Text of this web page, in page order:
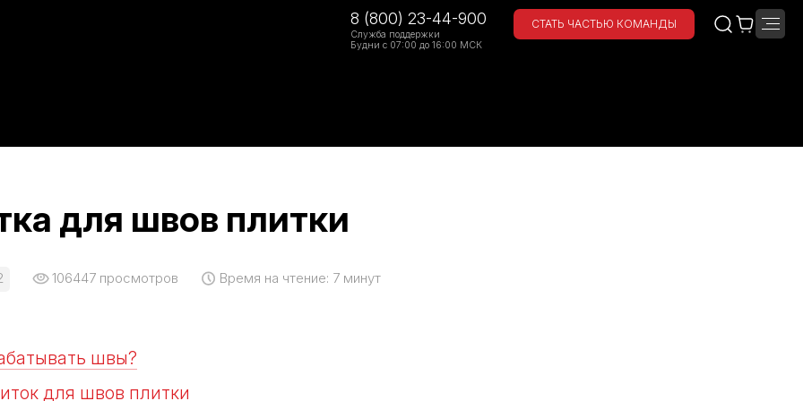
8 (800) 23-44-900
Служба поддержки
Будни с 07:00 до 16:00 МСК
СТАТЬ ЧАСТЬЮ КОМАНДЫ
для швов плитки
106447просмотров Время на чтение: 7 минут
швы?
для швов плитки